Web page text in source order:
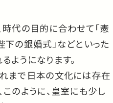
時代の目的に合わせて「憲
下の銀婚式」などといった
ようになります。
まで日本の文化には存在
このように、皇室にも少し